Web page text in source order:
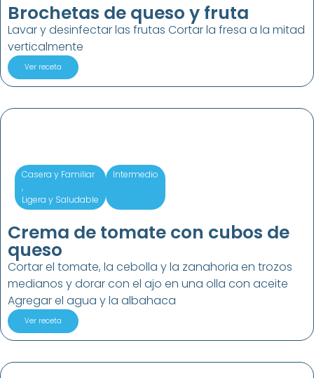
Brochetas de queso y fruta
Lavar y desinfectar las frutas Cortar la fresa a la mitad
verticalmente
Ver receta
Casera y Familiar
,
Ligera y Saludable
Intermedio
Crema de tomate con cubos de
queso
Cortar el tomate, la cebolla y la zanahoria en trozos
medianos y dorar con el ajo en una olla con aceite
Agregar el agua y la albahaca
Ver receta